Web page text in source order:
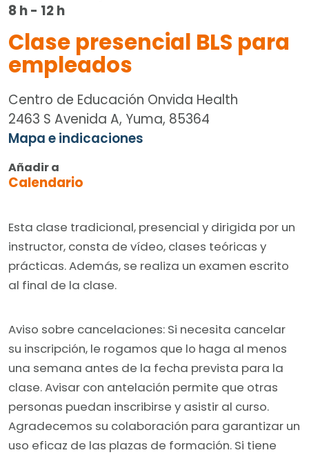
8 h - 12 h
Clase presencial BLS para
empleados
Centro de Educación Onvida Health
2463 S Avenida A, Yuma, 85364
Mapa e indicaciones
Añadir a
Calendario
Esta clase tradicional, presencial y dirigida por un
instructor, consta de vídeo, clases teóricas y
prácticas. Además, se realiza un examen escrito
al final de la clase.
Aviso sobre cancelaciones: Si necesita cancelar
su inscripción, le rogamos que lo haga al menos
una semana antes de la fecha prevista para la
clase. Avisar con antelación permite que otras
personas puedan inscribirse y asistir al curso.
Agradecemos su colaboración para garantizar un
uso eficaz de las plazas de formación. Si tiene